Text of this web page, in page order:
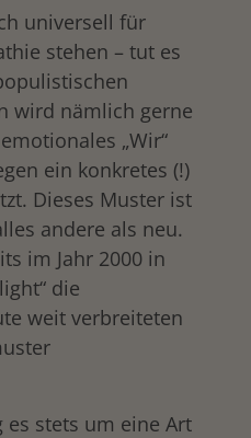
universell für
stehen – tut es
wird nämlich gerne
„Wir“
ein konkretes (!)
Dieses Muster ist
andere als neu.
im Jahr 2000 in
die
weit verbreiteten
es stets um eine Art